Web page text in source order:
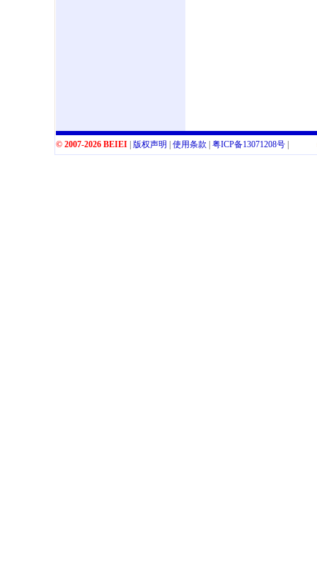
© 2007-2026 BEIEI| 版权声明 使用条款 粤ICP备13071208号|